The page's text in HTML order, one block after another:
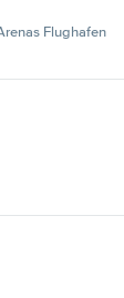
Flughafen